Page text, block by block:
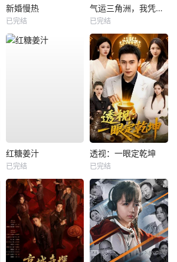
新婚慢热
已完结
气运三角洲，我凭操作吊打全球
已完结
红糖姜汁
已完结
透视：一眼定乾坤
已完结